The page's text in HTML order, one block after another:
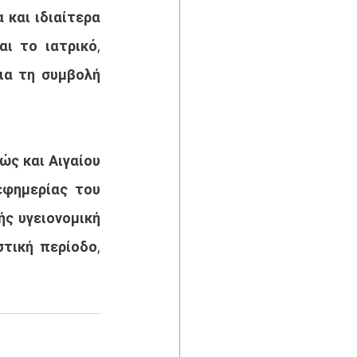
ιδιαίτερα
το ιατρικό,
τη συμβολή
και Αιγαίου
του
υγειονομική
περίοδο,